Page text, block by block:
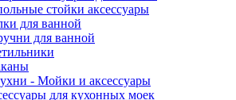
стойки аксессуары
для ванной
для ванной
- Мойки и аксессуары
для кухонных моек